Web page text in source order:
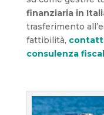
finanziaria in
trasferimento
fattibilità,
consulenza